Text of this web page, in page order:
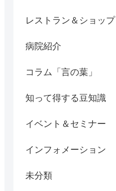
レストラン＆ショップ
病院紹介
コラム「言の葉」
知って得する豆知識
イベント＆セミナー
インフォメーション
未分類